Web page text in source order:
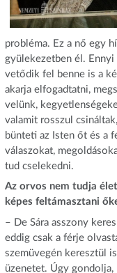
probléma. Ez a nő egy
gyülekezetben él. Ennyi
vetődik fel benne is a
akarja elfogadtatni,
velünk,
valamit rosszul
bünteti az Isten őt és a
válaszokat,
tud cselekedni.
Az orvos nem tudja
képes feltámasztani
– De Sára asszony
eddig csak a férje
szemüvegén keresztül
üzenetet. Úgy gondolja,